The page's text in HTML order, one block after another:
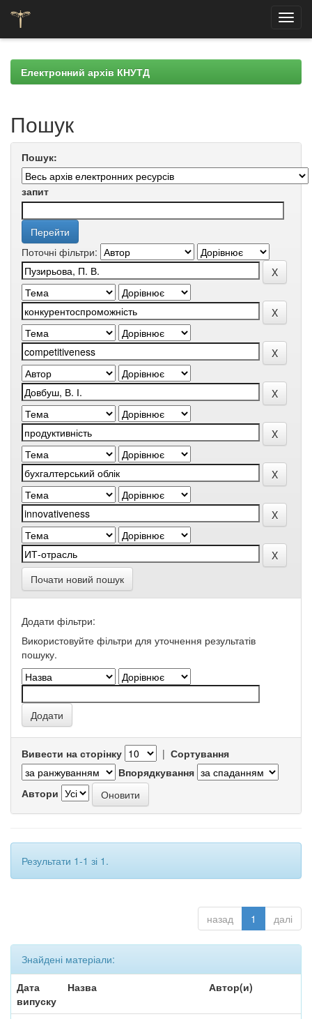
navigationЕлектронний архів КНУТД
Пошук
Пошук:
запит
Поточні фільтри:
Почати новий пошук
Додати фільтри:
Використовуйте фільтри для уточнення результатів
пошуку.
Вивести на сторінку | Сортування
Впорядкування
Автори
Результати 1-1 зі 1.
назад 1 далі
Знайдені матеріали:
Дата
випуску
Назва Автор(и)